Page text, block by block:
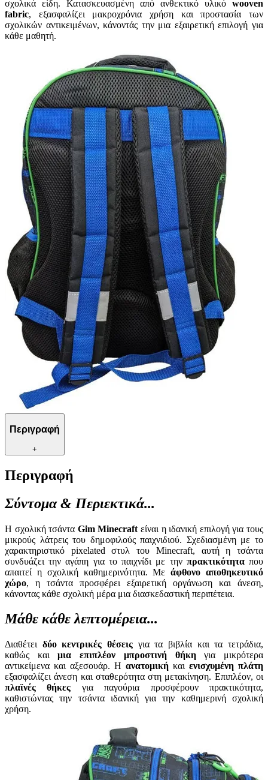
σχολικά είδη. Κατασκευασμένη από ανθεκτικό υλικό wooven
fabric, εξασφαλίζει μακροχρόνια χρήση και προστασία των
σχολικών αντικειμένων, κάνοντάς την μια εξαιρετική επιλογή για
κάθε μαθητή.
Περιγραφή
+
Περιγραφή
Σύντομα & Περιεκτικά...
Η σχολική τσάντα Gim Minecraft είναι η ιδανική επιλογή για τους
μικρούς λάτρεις του δημοφιλούς παιχνιδιού. Σχεδιασμένη με το
χαρακτηριστικό pixelated στυλ του Minecraft, αυτή η τσάντα
συνδυάζει την αγάπη για το παιχνίδι με την πρακτικότηταπου
απαιτεί η σχολική καθημερινότητα. Μεάφθονο αποθηκευτικό
χώρο, η τσάντα προσφέρει εξαιρετική οργάνωση και άνεση,
κάνοντας κάθε σχολική μέρα μια διασκεδαστική περιπέτεια.
Μάθε κάθε λεπτομέρεια...
Διαθέτει δύο κεντρικές θέσεις για τα βιβλία και τα τετράδια,
καθώς καιμια επιπλέον μπροστινή θήκηγια μικρότερα
αντικείμενα και αξεσουάρ. Η ανατομική και ενισχυμένη πλάτη
εξασφαλίζει άνεση και σταθερότητα στη μετακίνηση. Επιπλέον, οι
πλαϊνές θήκες για παγούρια προσφέρουν πρακτικότητα,
καθιστώντας την τσάντα ιδανική για την καθημερινή σχολική
χρήση.